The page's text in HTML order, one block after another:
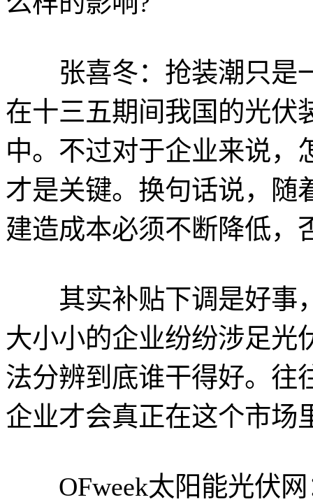
张喜冬：抢装潮只是
在十三五期间我国的光伏
中。不过对于企业来说，
才是关键。换句话说，随
建造成本必须不断降低，
其实补贴下调是好事
大小小的企业纷纷涉足光
法分辨到底谁干得好。往
企业才会真正在这个市场
OFweek太阳能光伏网